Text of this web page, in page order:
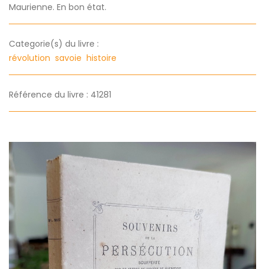
Maurienne. En bon état.
Categorie(s) du livre :
révolution savoie histoire
Référence du livre : 41281